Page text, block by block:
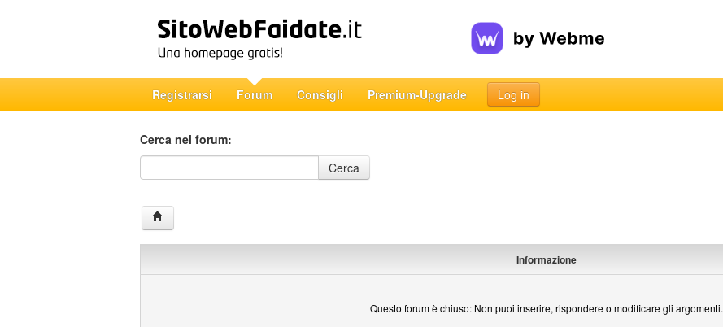
Registrarsi Forum Consigli Premium-Upgrade Log in
Cerca nel forum:
Cerca nel forum
Cerca
Informazione
Questo forum è chiuso: Non puoi inserire, rispondere o modificare gli argomenti.